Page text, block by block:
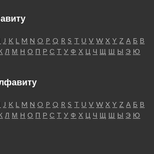
J K L M N O P Q R S T U V W X Y Z А Б В
Л М Н О П Р С Т У Ф Х Ц Ч Щ Ш Ы Э Ю
J K L M N O P Q R S T U V W X Y Z А Б В
Л М Н О П Р С Т У Ф Х Ц Ч Щ Ш Ы Э Ю